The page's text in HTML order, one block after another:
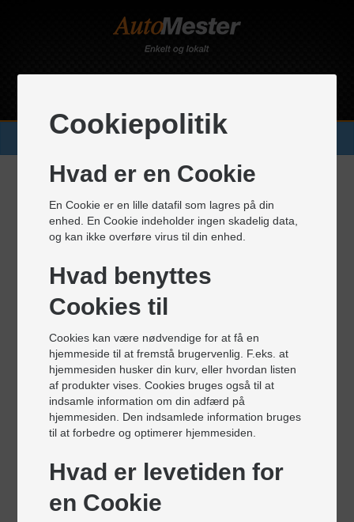
BOOK TID ONLINE
Autoværksted
Vi servicerer og reparerer alle biler , uanset mærke og
Services
2-hjulsudmåling
4 gas måling
4-hjulsudmåling
Autohjælp
Autolakering
Bremseprøvestand
Centrallås
Fejlkodelæsning
Rustbeskyttelse
Serviceeftersyn
Skadeservice
Undervognsbehandling
Cookiepolitik
Hvad er en Cookie
En Cookie er en lille datafil som lagres på din
enhed. En Cookie indeholder ingen skadelig data,
og kan ikke overføre virus til din enhed.
Hvad benyttes
Cookies til
Cookies kan være nødvendige for at få en
hjemmeside til at fremstå brugervenlig. F.eks. at
hjemmesiden husker din kurv, eller hvordan listen
af produkter vises. Cookies bruges også til at
indsamle information om din adfærd på
hjemmesiden. Den indsamlede information bruges
til at forbedre og optimerer hjemmesiden.
Hvad er levetiden for
en Cookie